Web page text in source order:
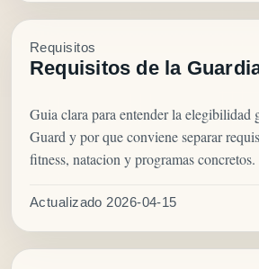
Requisitos
Requisitos de la
Guia clara para entender la elegibilidad
Guard y por que conviene separar
fitness, natacion y programas concretos.
Actualizado 2026-04-15